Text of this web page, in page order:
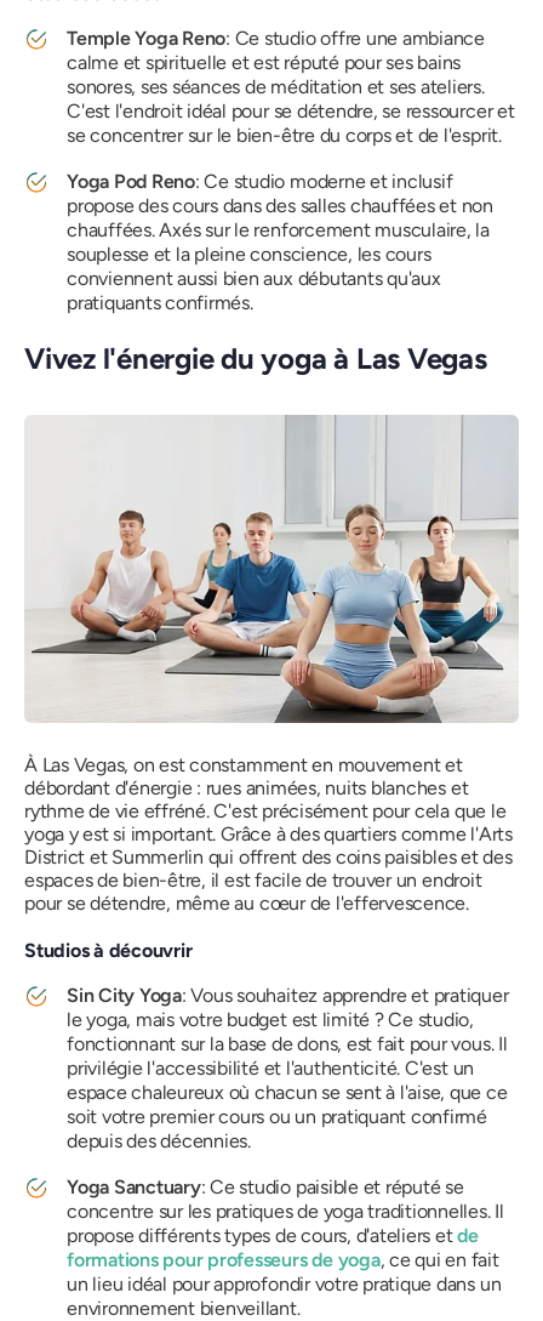
Temple Yoga Reno: Ce studio offre une ambiance
calme et spirituelle et est réputé pour ses bains
sonores, ses séances de méditation et ses ateliers.
C'est l'endroit idéal pour se détendre, se ressourcer et
se concentrer sur le bien-être du corps et de l'esprit.
Yoga Pod Reno: Ce studio moderne et inclusif
propose des cours dans des salles chauffées et non
chauffées. Axés sur le renforcement musculaire, la
souplesse et la pleine conscience, les cours
conviennent aussi bien aux débutants qu'aux
pratiquants confirmés.
Vivez l'énergie du yoga à Las Vegas
À Las Vegas, on est constamment en mouvement et
débordant d'énergie : rues animées, nuits blanches et
rythme de vie effréné. C'est précisément pour cela que le
yoga y est si important. Grâce à des quartiers comme l'Arts
District et Summerlin qui offrent des coins paisibles et des
espaces de bien-être, il est facile de trouver un endroit
pour se détendre, même au cœur de l'effervescence.
Studios à découvrir
Sin City Yoga: Vous souhaitez apprendre et pratiquer
le yoga, mais votre budget est limité ? Ce studio,
fonctionnant sur la base de dons, est fait pour vous. Il
privilégie l'accessibilité et l'authenticité. C'est un
espace chaleureux où chacun se sent à l'aise, que ce
soit votre premier cours ou un pratiquant confirmé
depuis des décennies.
Yoga Sanctuary: Ce studio paisible et réputé se
concentre sur les pratiques de yoga traditionnelles. Il
propose différents types de cours, d'ateliers etde
formations pour professeurs de yoga, ce qui en fait
un lieu idéal pour approfondir votre pratique dans un
environnement bienveillant.